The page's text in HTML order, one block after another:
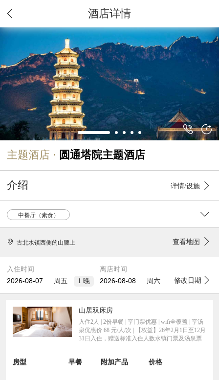
酒店详情
主题酒店 · 圆通塔院主题酒店
介绍 详情/设施
中餐厅（素食）
古北水镇西侧的山腰上 查看地图
入住时间
周五
1 晚
离店时间
周六
修改日期
山居双床房
入住2人 | 2份早餐 | 享门票优惠 | wifi全覆盖 | 享汤
泉优惠价 68 元/人/次 | 【权益】26年2月1日至12月
31日入住，赠送标准入住人数水镇门票及汤泉票
房型 早餐 附加产品 价格